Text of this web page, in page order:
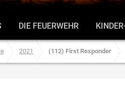
DIE FEUERWEHR
2021 (112) First Responder